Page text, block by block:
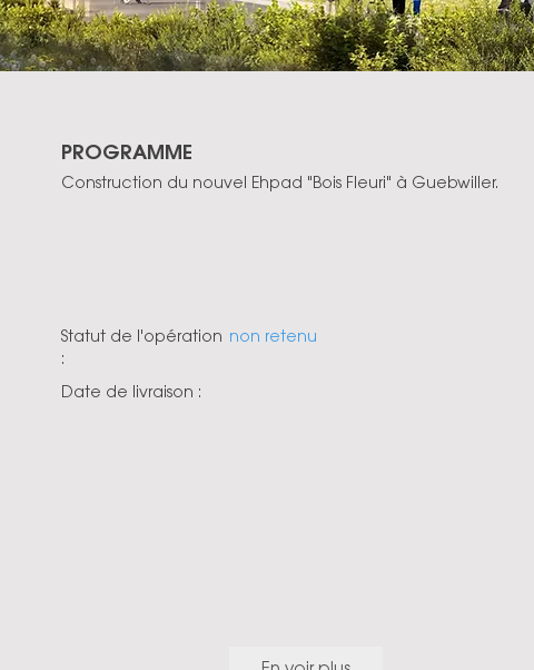
PROGRAMME
Construction du nouvel Ehpad "Bois Fleuri" à Guebwiller.
Statut de l'opération
:
non retenu
Date de livraison :